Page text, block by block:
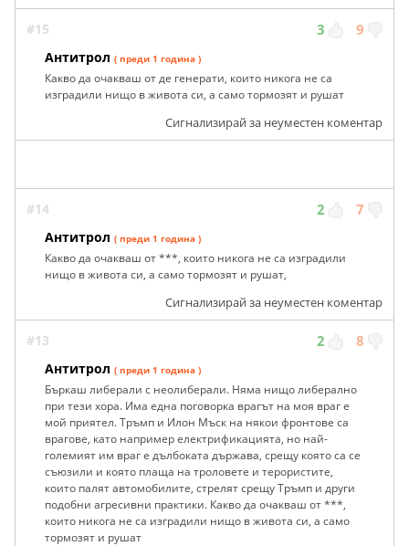
#15 3 9
Антитрол ( преди 1 година )
Какво да очакваш от де генерати, които никога не са
изградили нищо в живота си, а само тормозят и рушат
Сигнализирай за неуместен коментар
#14 2 7
Антитрол ( преди 1 година )
Какво да очакваш от ***, които никога не са изградили
нищо в живота си, а само тормозят и рушат,
Сигнализирай за неуместен коментар
#13 2 8
Антитрол ( преди 1 година )
Бъркаш либерали с неолиберали. Няма нищо либерално
при тези хора. Има една поговорка врагът на моя враг е
мой приятел. Тръмп и Илон Мъск на някои фронтове са
врагове, като например електрификацията, но най-
големият им враг е дълбоката държава, срещу която са се
съюзили и която плаща на троловете и терористите,
които палят автомобилите, стрелят срещу Тръмп и други
подобни агресивни практики. Какво да очакваш от ***,
които никога не са изградили нищо в живота си, а само
тормозят и рушат